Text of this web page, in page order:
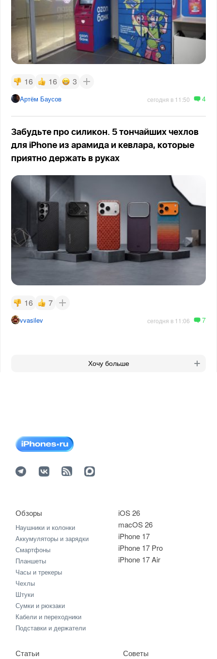
16 16 3
Артём Баусов сегодня в 11:50 4
Забудьте про силикон. 5 тончайших чехлов
для iPhone из арамида и кевлара, которые
приятно держать в руках
16 7
vvasilev сегодня в 11:06 7
Хочу больше
iOS 26
macOS 26
iPhone 17
iPhone 17 Pro
iPhone 17 Air
Обзоры
Наушники и колонки
Аккумуляторы и зарядки
Смартфоны
Планшеты
Часы и трекеры
Чехлы
Штуки
Сумки и рюкзаки
Кабели и переходники
Подставки и держатели
Статьи Советы